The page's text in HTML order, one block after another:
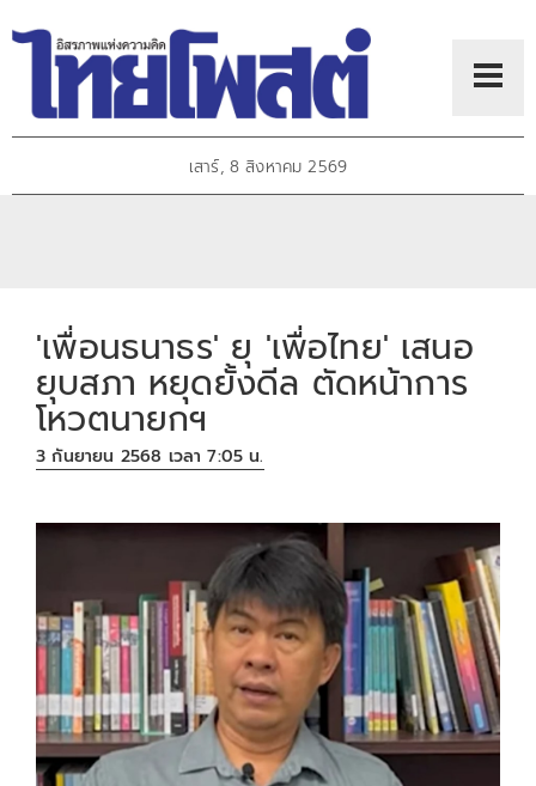
เสาร์, 8 สิงหาคม 2569
'เพื่อนธนาธร' ยุ 'เพื่อไทย' เสนอ
ยุบสภา หยุดยั้งดีล ตัดหน้าการ
โหวตนายกฯ
3 กันยายน 2568 เวลา 7:05 น.